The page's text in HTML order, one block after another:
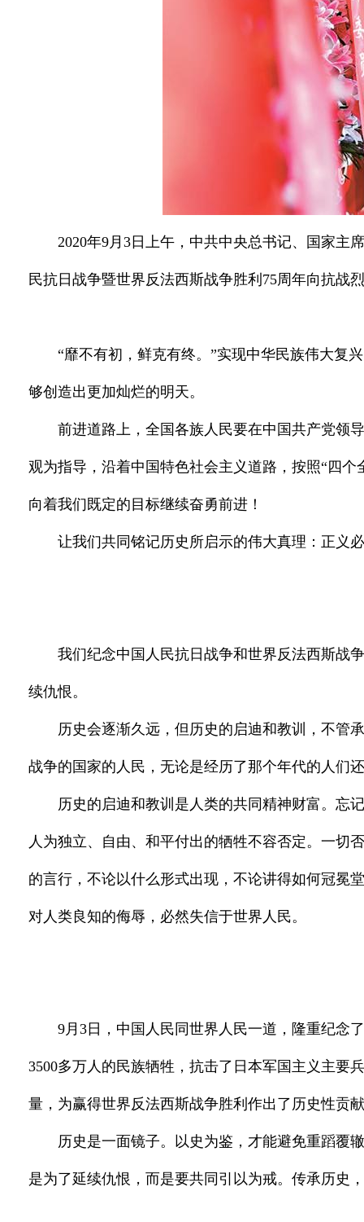
2020年9月3日上午，中共中央总书记、国家主
民抗日战争暨世界反法西斯战争胜利75周年向抗战
“靡不有初，鲜克有终。”实现中华民族伟大复
够创造出更加灿烂的明天。
前进道路上，全国各族人民要在中国共产党领
观为指导，沿着中国特色社会主义道路，按照“四
向着我们既定的目标继续奋勇前进！
让我们共同铭记历史所启示的伟大真理：正义
我们纪念中国人民抗日战争和世界反法西斯战
续仇恨。
历史会逐渐久远，但历史的启迪和教训，不管
战争的国家的人民，无论是经历了那个年代的人们
历史的启迪和教训是人类的共同精神财富。忘
人为独立、自由、和平付出的牺牲不容否定。一切
的言行，不论以什么形式出现，不论讲得如何冠冕
对人类良知的侮辱，必然失信于世界人民。
9月3日，中国人民同世界人民一道，隆重纪念
3500多万人的民族牺牲，抗击了日本军国主义主要
量，为赢得世界反法西斯战争胜利作出了历史性贡
历史是一面镜子。以史为鉴，才能避免重蹈覆
是为了延续仇恨，而是要共同引以为戒。传承历史